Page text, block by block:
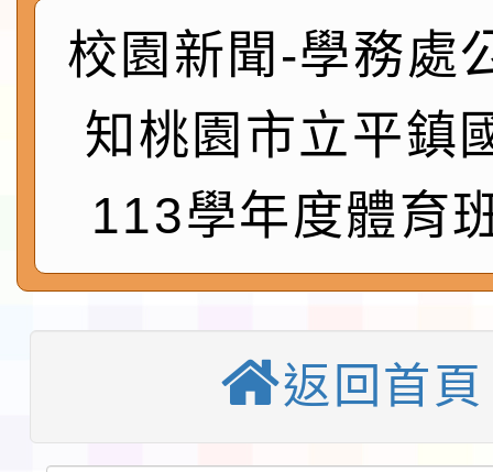
實施要點各1份
程
函轉國家通訊傳播委員
鎮韌性（防空）演習－
速演練執行計畫」
「115年金融知識線上
法」
第3次招考代課鐘點教
告(不再辦理後續甄選)
檢送「桃園市115學年
賽實施要點」1份
程安排一案
「桃園市補助參觀特色
展演活動實施計畫」
教育部校安中心白海豚
校園新聞-學務處
知桃園市立平鎮
113學年度體育
返回首頁